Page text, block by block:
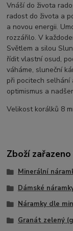
Vnáší do života
radost do života a
a novou energii.
rozzářilo. V
Světlem a silou
řídit vlastní osud,
váháme, sluneční
při pocitech selhání
optimismus a
Velikost korálků 8
Zboží
Minerální
Dámské
Náramky dle
Granát zelený